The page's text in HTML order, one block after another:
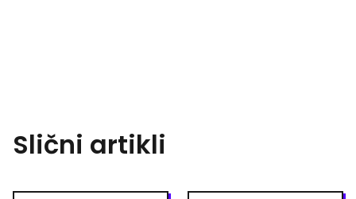
Slični artikli